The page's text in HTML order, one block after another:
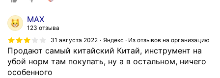
MAX
123 отзыва
31 августа 2022
Яндекс · Из отзывов на организацию
Продают самый китайский Китай, инструмент на
убой норм там покупать, ну а в остальном, ничего
особенного